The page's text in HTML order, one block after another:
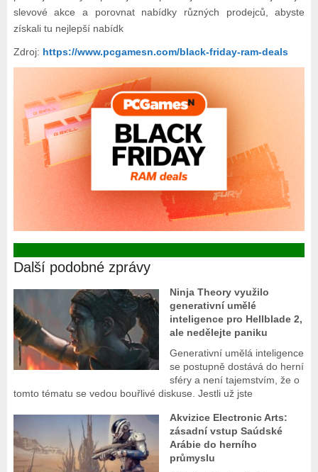
slevové akce a porovnat nabídky různých prodejců, abyste
získali tu nejlepší nabídk
Zdroj: https://www.pcgamesn.com/black-friday-ram-deals
Další podobné zprávy
Ninja Theory využilo
generativní umělé
inteligence pro Hellblade 2,
ale nedělejte paniku
Generativní umělá inteligence
se postupně dostává do herní
sféry a není tajemstvím, že o
tomto tématu se vedou bouřlivé diskuse. Jestli už jste
Akvizice Electronic Arts:
zásadní vstup Saúdské
Arábie do herního
průmyslu